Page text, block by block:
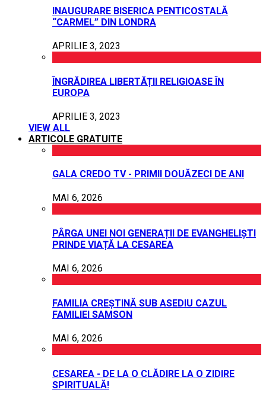
INAUGURARE BISERICA PENTICOSTALĂ
“CARMEL” DIN LONDRA
APRILIE 3, 2023
ÎNGRĂDIREA LIBERTĂȚII RELIGIOASE ÎN
EUROPA
APRILIE 3, 2023
VIEW ALL
ARTICOLE GRATUITE
GALA CREDO TV - PRIMII DOUĂZECI DE ANI
MAI 6, 2026
PÂRGA UNEI NOI GENERAȚII DE EVANGHELIȘTI
PRINDE VIAȚĂ LA CESAREA
MAI 6, 2026
FAMILIA CREȘTINĂ SUB ASEDIU CAZUL
FAMILIEI SAMSON
MAI 6, 2026
CESAREA - DE LA O CLĂDIRE LA O ZIDIRE
SPIRITUALĂ!